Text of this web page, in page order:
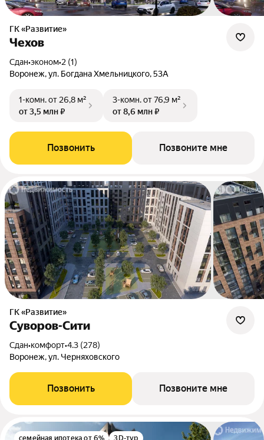
ГК «Развитие»
Чехов
Сдан•эконом•2 (1)
Воронеж, ул. Богдана Хмельницкого, 53А
1-комн.от 26,8 м²
от 3,5 млн ₽
3-комн.от 76,9 м²
от 8,6 млн ₽
Позвонить Позвоните мне
ГК «Развитие»
Суворов-Сити
Сдан•комфорт•4.3 (278)
Воронеж, ул. Черняховского
Позвонить Позвоните мне
семейная ипотека от 6% 3D-тур